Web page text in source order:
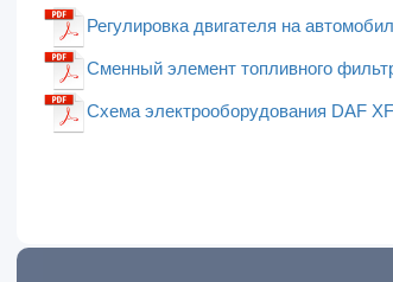
Регулировка двигателя на
Сменный элемент топливного
Схема электрооборудования DAF